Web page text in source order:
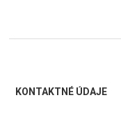
KONTAKTNÉ ÚDAJE